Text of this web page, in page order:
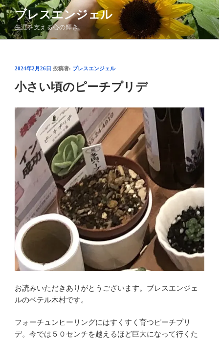
コ
ン
テ
ン
ブレスエンジェル
生涯を支える心の輝き
投
日:
2024年2月26日 投稿者: ブレスエンジェル
小さい頃のピーチプリデ
お読みいただきありがとうございます。ブレスエンジェ
ルのベテル木村です。
フォーチュンヒーリングにはすくすく育つピーチプリ
デ。今では５０センチを越えるほど巨大になって行くた